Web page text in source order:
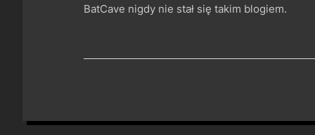
BatCave nigdy nie stał się takim blogiem.